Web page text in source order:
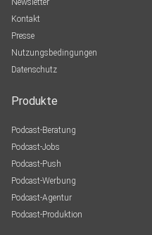
Newsletter
Kontakt
Presse
Nutzungsbedingungen
Datenschutz
Produkte
Podcast-Beratung
Podcast-Jobs
Podcast-Push
Podcast-Werbung
Podcast-Agentur
Podcast-Produktion